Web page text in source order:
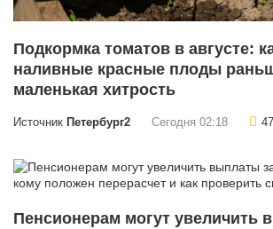
Подкормка томатов в августе:
наливные красные плоды
маленькая хитрость
Источник Петербург2 Сегодня 02:18 47
Пенсионерам могут увеличить